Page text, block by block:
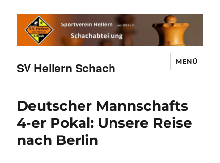
SV Hellern Schach MENÜ
Deutscher Mannschafts
4-er Pokal: Unsere Reise
nach Berlin